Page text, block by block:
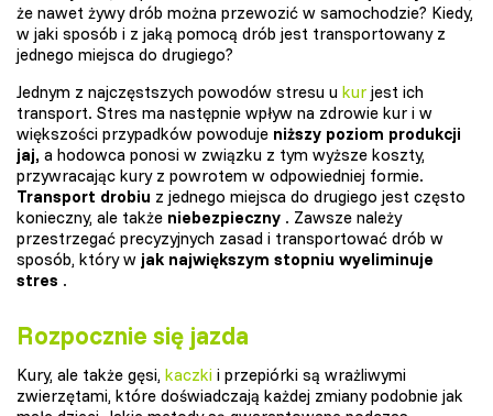
że nawet żywy drób można przewozić w samochodzie? Kiedy,
w jaki sposób i z jaką pomocą drób jest transportowany z
jednego miejsca do drugiego?
Jednym z najczęstszych powodów stresu u kur jest ich
transport. Stres ma następnie wpływ na zdrowie kur i w
większości przypadków powoduje niższy poziom produkcji
jaj, a hodowca ponosi w związku z tym wyższe koszty,
przywracając kury z powrotem w odpowiedniej formie.
Transport drobiu z jednego miejsca do drugiego jest często
konieczny, ale także niebezpieczny . Zawsze należy
przestrzegać precyzyjnych zasad i transportować drób w
sposób, który w jak największym stopniu wyeliminuje
stres .
Rozpocznie się jazda
Kury, ale także gęsi, kaczki i przepiórki są wrażliwymi
zwierzętami, które doświadczają każdej zmiany podobnie jak